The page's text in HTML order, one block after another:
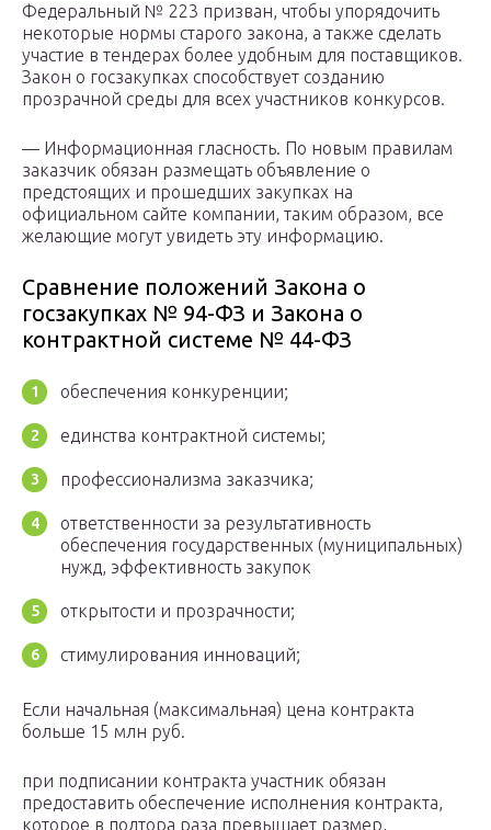
Федеральный № 223 призван, чтобы упорядочить
некоторые нормы старого закона, а также сделать
участие в тендерах более удобным для поставщиков.
Закон о госзакупках способствует созданию
прозрачной среды для всех участников конкурсов.
— Информационная гласность. По новым правилам
заказчик обязан размещать объявление о
предстоящих и прошедших закупках на
официальном сайте компании, таким образом, все
желающие могут увидеть эту информацию.
Сравнение положений Закона о
госзакупках № 94-ФЗ и Закона о
контрактной системе № 44-ФЗ
обеспечения конкуренции;
единства контрактной системы;
профессионализма заказчика;
ответственности за результативность
обеспечения государственных (муниципальных)
нужд, эффективность закупок
открытости и прозрачности;
стимулирования инноваций;
Если начальная (максимальная) цена контракта
больше 15 млн руб.
при подписании контракта участник обязан
предоставить обеспечение исполнения контракта,
которое в полтора раза превышает размер,